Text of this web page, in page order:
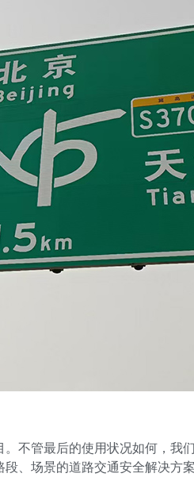
不管最后的使用状况如何，
、场景的道路交通安全解决方